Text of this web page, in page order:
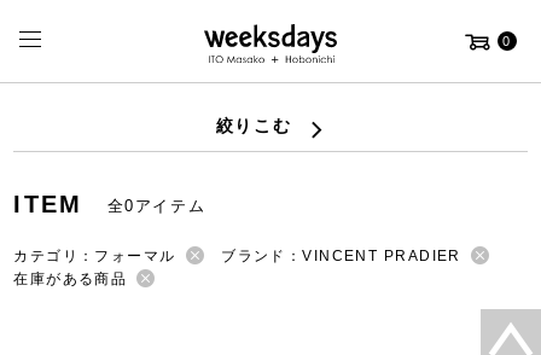
0
絞りこむ
ITEM 全0アイテム
カテゴリ：フォーマル
ブランド：VINCENT PRADIER
在庫がある商品